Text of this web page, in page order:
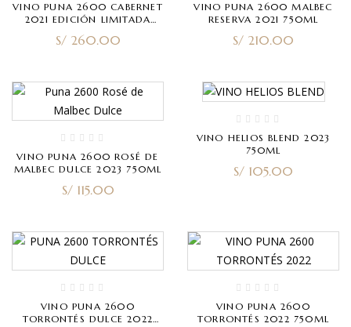
VINO PUNA 2600 CABERNET
2021 EDICIÓN LIMITADA
750ML
S/260.00
VINO PUNA 2600 MALBEC
RESERVA 2021 750ML
S/ 210.00
VINO PUNA 2600 ROSÉ DE
MALBEC DULCE 2023 750ML
S/115.00
VINO HELIOS BLEND 2023
750ML
S/ 105.00
VINO PUNA 2600
TORRONTÉS DULCE 2022
VINO PUNA 2600
TORRONTÉS 2022 750ML